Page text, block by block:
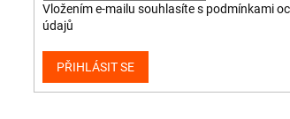
Vložením e-mailu souhlasíte s podmínkami
údajů
PŘIHLÁSIT SE